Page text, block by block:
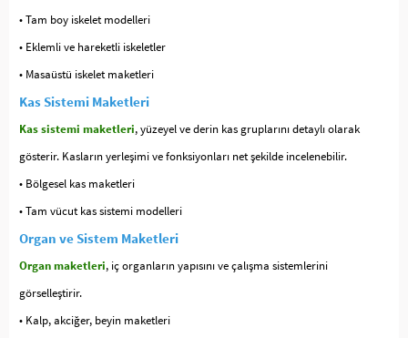
• Tam boy iskelet modelleri
• Eklemli ve hareketli iskeletler
• Masaüstü iskelet maketleri
Kas Sistemi Maketleri
Kas sistemi maketleri, yüzeyel ve derin kas gruplarını detaylı olarak
gösterir. Kasların yerleşimi ve fonksiyonları net şekilde incelenebilir.
• Bölgesel kas maketleri
• Tam vücut kas sistemi modelleri
Organ ve Sistem Maketleri
Organ maketleri, iç organların yapısını ve çalışma sistemlerini
görselleştirir.
• Kalp, akciğer, beyin maketleri